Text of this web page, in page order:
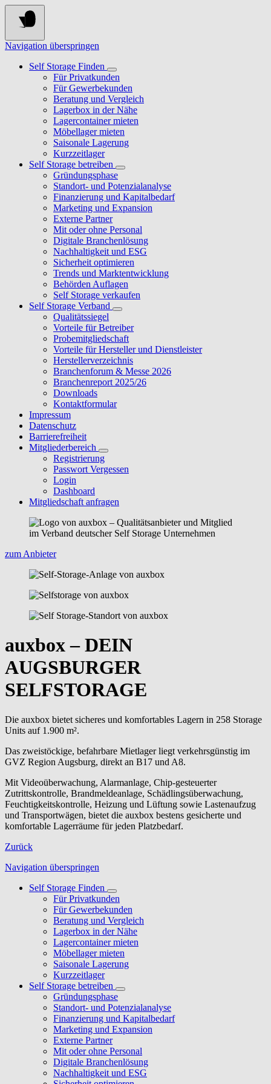
Navigation überspringen
Self Storage Finden
Für Privatkunden
Für Gewerbekunden
Beratung und Vergleich
Lagerbox in der Nähe
Lagercontainer mieten
Möbellager mieten
Saisonale Lagerung
Kurzzeitlager
Self Storage betreiben
Gründungsphase
Standort- und Potenzialanalyse
Finanzierung und Kapitalbedarf
Marketing und Expansion
Externe Partner
Mit oder ohne Personal
Digitale Branchenlösung
Nachhaltigkeit und ESG
Sicherheit optimieren
Trends und Marktentwicklung
Behörden Auflagen
Self Storage verkaufen
Self Storage Verband
Qualitätssiegel
Vorteile für Betreiber
Probemitgliedschaft
Vorteile für Hersteller und Dienstleister
Herstellerverzeichnis
Branchenforum & Messe 2026
Branchenreport 2025/26
Downloads
Kontaktformular
Impressum
Datenschutz
Barrierefreiheit
Mitgliederbereich
Registrierung
Passwort Vergessen
Login
Dashboard
Mitgliedschaft anfragen
zum Anbieter
auxbox – DEIN
AUGSBURGER
SELFSTORAGE
Die auxbox bietet sicheres und komfortables Lagern in 258 Storage
Units auf 1.900 m².
Das zweistöckige, befahrbare Mietlager liegt verkehrsgünstig im
GVZ Region Augsburg, direkt an B17 und A8.
Mit Videoüberwachung, Alarmanlage, Chip-gesteuerter
Zutrittskontrolle, Brandmeldeanlage, Schädlingsüberwachung,
Feuchtigkeitskontrolle, Heizung und Lüftung sowie Lastenaufzug
und Transportwägen, bietet die auxbox bestens gesicherte und
komfortable Lagerräume für jeden Platzbedarf.
Zurück
Navigation überspringen
Self Storage Finden
Für Privatkunden
Für Gewerbekunden
Beratung und Vergleich
Lagerbox in der Nähe
Lagercontainer mieten
Möbellager mieten
Saisonale Lagerung
Kurzzeitlager
Self Storage betreiben
Gründungsphase
Standort- und Potenzialanalyse
Finanzierung und Kapitalbedarf
Marketing und Expansion
Externe Partner
Mit oder ohne Personal
Digitale Branchenlösung
Nachhaltigkeit und ESG